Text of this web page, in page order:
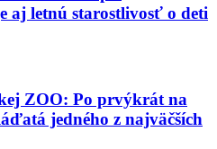
aj letnú starostlivosť o deti
ZOO: Po prvýkrát na
jedného z najväčších